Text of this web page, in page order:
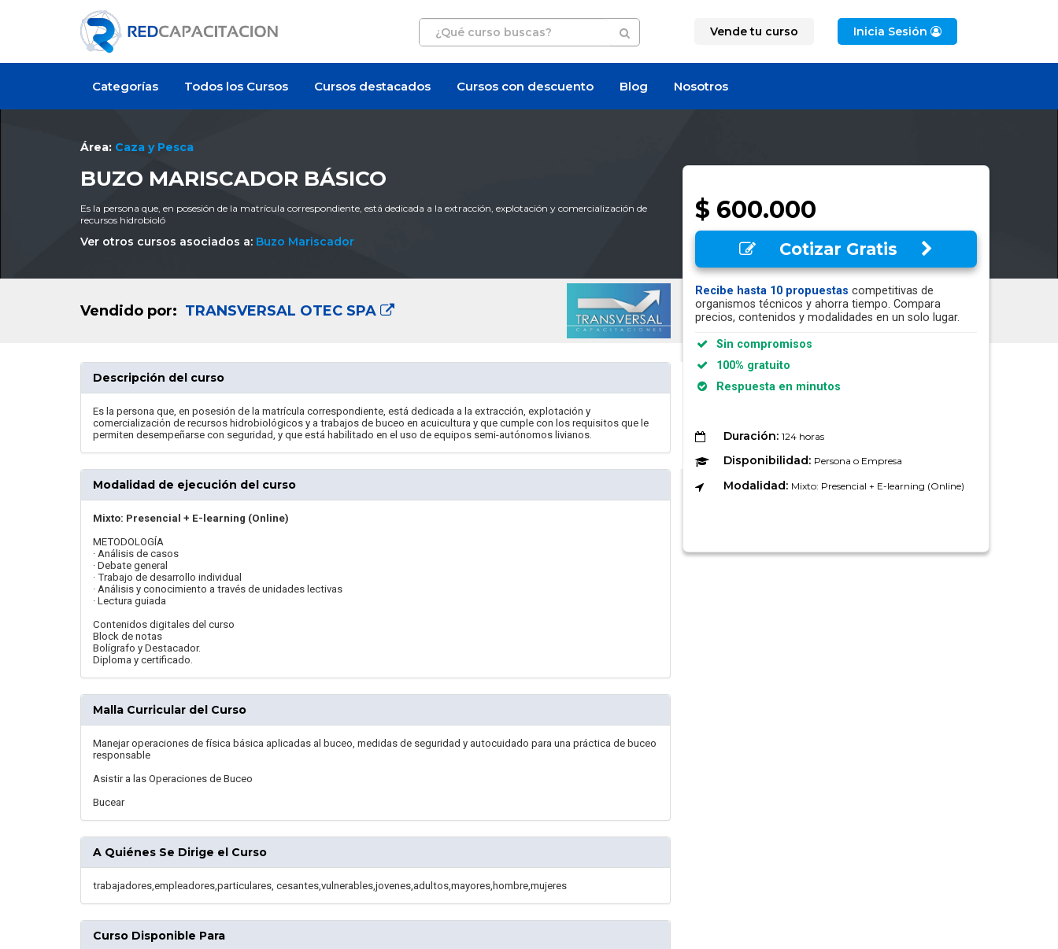
Vende tu curso Inicia Sesión
Categorías Todos los Cursos Cursos destacados Cursos con descuento Blog Nosotros
Área: Caza y Pesca
BUZO MARISCADOR BÁSICO
Es la persona que, en posesión de la matrícula correspondiente, está dedicada a la extracción, explotación y comercialización de
recursos hidrobioló
Ver otros cursos asociados a: Buzo Mariscador
Vendido por: TRANSVERSAL OTEC SPA
$ 600.000
Cotizar Gratis
Recibe hasta 10 propuestas competitivas de
organismos técnicos y ahorra tiempo. Compara
precios, contenidos y modalidades en un solo lugar.
Sin compromisos
100% gratuito
Respuesta en minutos
Duración: 124 horas
Disponibilidad: Persona o Empresa
Modalidad: Mixto: Presencial + E-learning (Online)
Descripción del curso
Es la persona que, en posesión de la matrícula correspondiente, está dedicada a la extracción, explotación y
comercialización de recursos hidrobiológicos y a trabajos de buceo en acuicultura y que cumple con los requisitos que le
permiten desempeñarse con seguridad, y que está habilitado en el uso de equipos semi-autónomos livianos.
Modalidad de ejecución del curso
Mixto: Presencial + E-learning (Online)
METODOLOGÍA
· Análisis de casos
· Debate general
· Trabajo de desarrollo individual
· Análisis y conocimiento a través de unidades lectivas
· Lectura guiada
Contenidos digitales del curso
Block de notas
Bolígrafo y Destacador.
Diploma y certificado.
Malla Curricular del Curso
Manejar operaciones de física básica aplicadas al buceo, medidas de seguridad y autocuidado para una práctica de buceo
responsable
Asistir a las Operaciones de Buceo
Bucear
A Quiénes Se Dirige el Curso
trabajadores,empleadores,particulares, cesantes,vulnerables,jovenes,adultos,mayores,hombre,mujeres
Curso Disponible Para